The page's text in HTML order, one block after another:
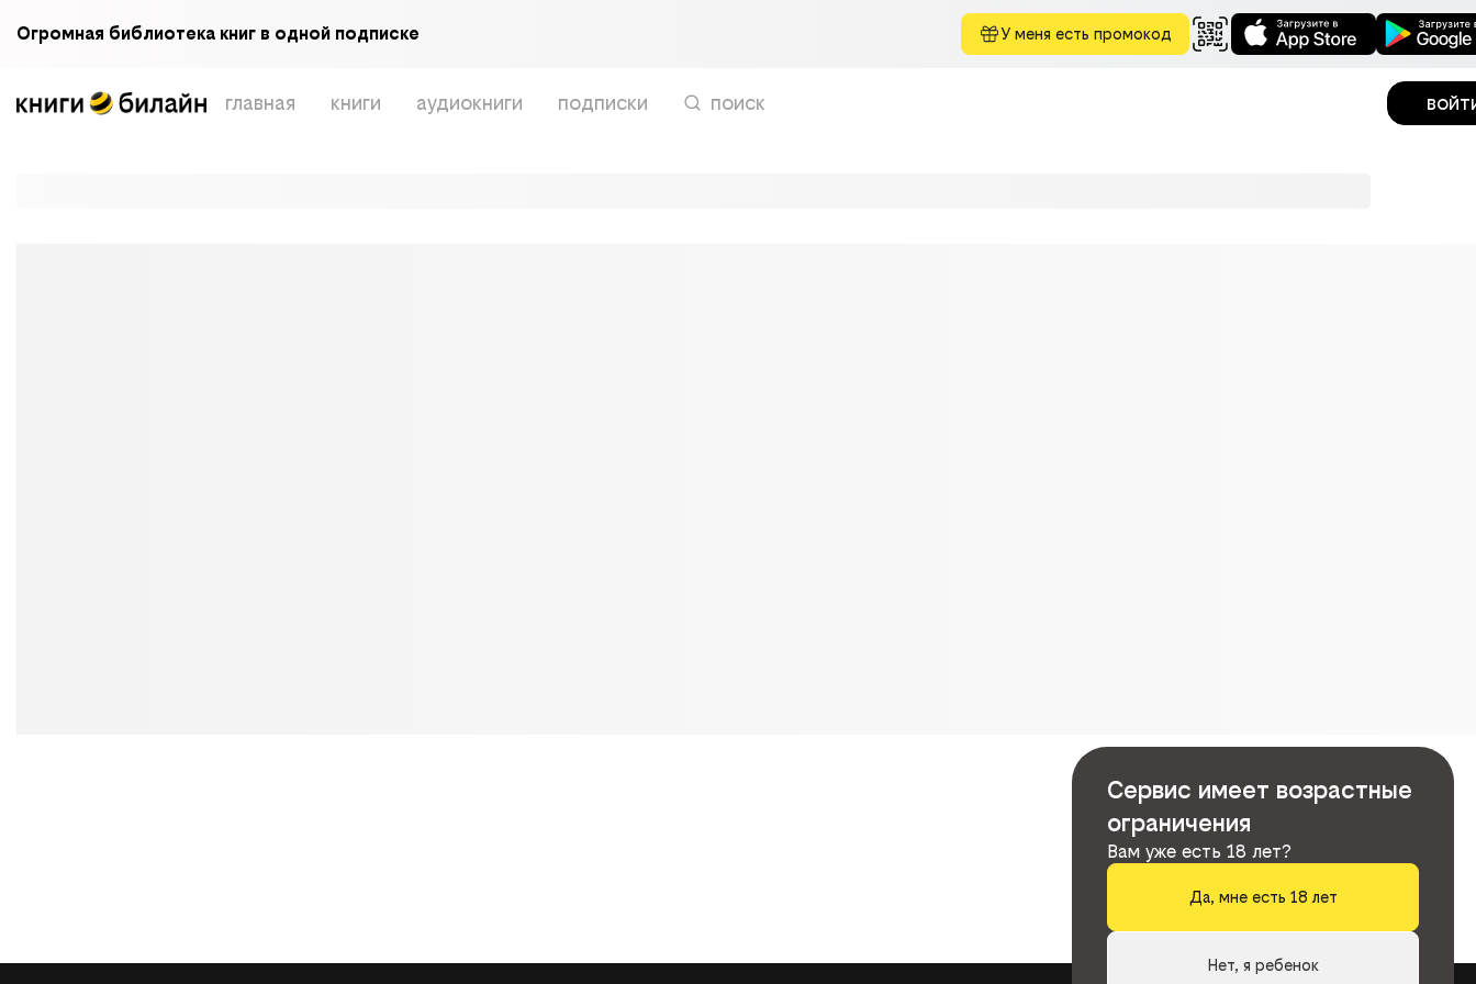
Огромная библиотека книг в одной подписке У меня есть промокод
главная книги аудиокниги подписки поиск
Сервис имеет возрастные
ограничения
Вам уже есть 18 лет?
Да, мне есть 18 лет
Нет, я ребенок